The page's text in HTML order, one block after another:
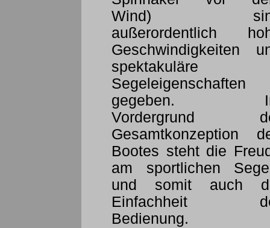
Wind)
außerordentlich
Geschwindigkeiten
spektakuläre
Segeleigenschaften
gegeben.
Vordergrund
Gesamtkonzeption
Bootes steht die
am sportlichen
und somit auch
Einfachheit
Bedienung.